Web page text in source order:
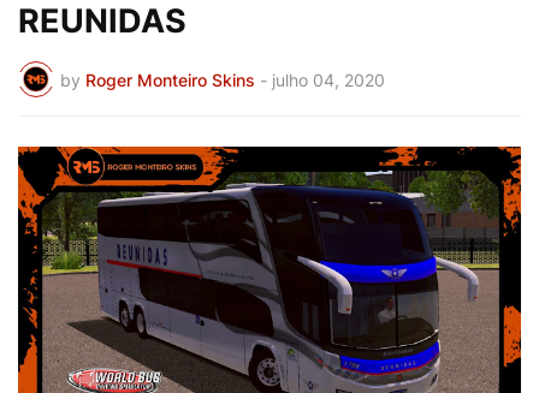
REUNIDAS
by Roger Monteiro Skins - julho 04, 2020